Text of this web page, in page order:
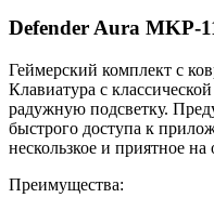
Defender Aura MKP-
Геймерский комплект с
Клавиатура с
радужную подсветку.
быстрого доступа к
нескользкое и приятное
Преимущества: